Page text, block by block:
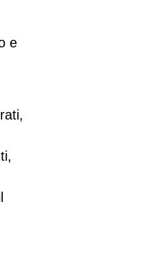
e